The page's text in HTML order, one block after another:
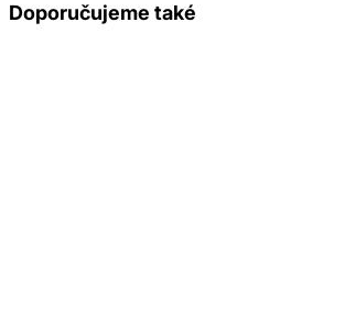
Doporučujeme také